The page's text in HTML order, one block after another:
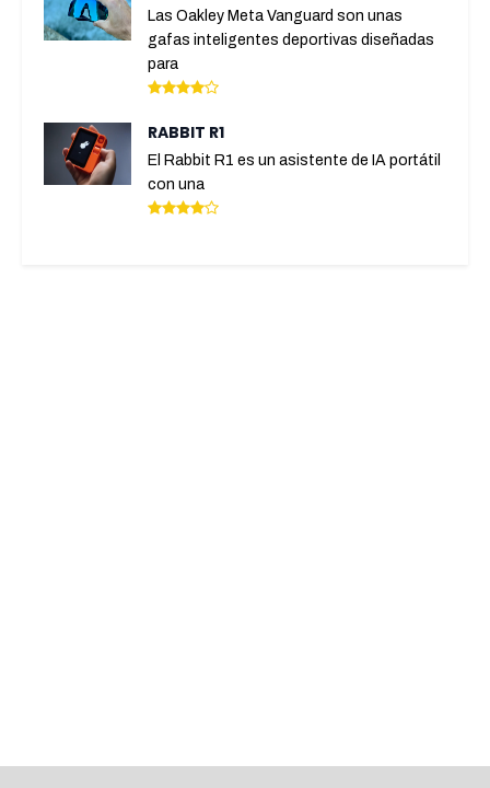
Las Oakley Meta Vanguard son unas
gafas inteligentes deportivas diseñadas
para
RABBIT R1
El Rabbit R1 es un asistente de IA portátil
con una